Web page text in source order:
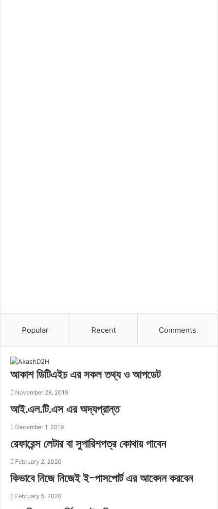
Popular Recent Comments
আকাশ ডিটিএইচ এর সকল তথ্য ও আপডেট
November 28, 2019
আই.এল.টি.এস এর অদ্যপ্রান্ত
December 1, 2019
রেফারেন্স লেটার বা সুপারিশপত্র কোথায় পাবেন
February 2, 2020
কিভাবে নিজে নিজেই ই-পাসপোর্ট এর আবেদন করবেন
February 5, 2020